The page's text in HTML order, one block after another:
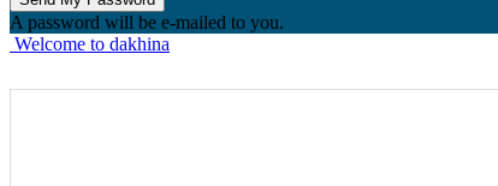
A password will be e-mailed to you.
Welcome to dakhina